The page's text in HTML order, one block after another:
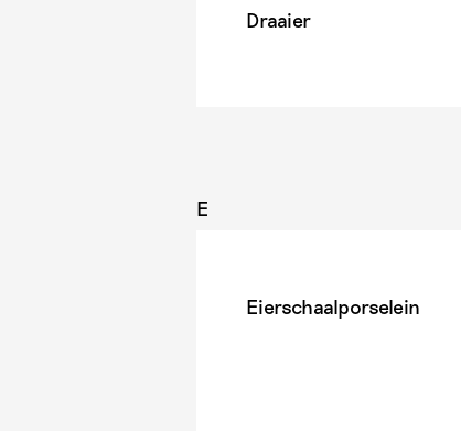
Draaier
E
Eierschaalporselein